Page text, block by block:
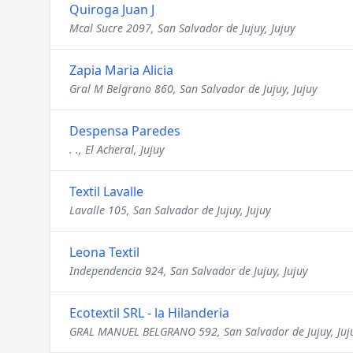
Quiroga Juan J
Mcal Sucre 2097, San Salvador de Jujuy, Jujuy
Zapia Maria Alicia
Gral M Belgrano 860, San Salvador de Jujuy, Jujuy
Despensa Paredes
. ., El Acheral, Jujuy
Textil Lavalle
Lavalle 105, San Salvador de Jujuy, Jujuy
Leona Textil
Independencia 924, San Salvador de Jujuy, Jujuy
Ecotextil SRL - la Hilanderia
GRAL MANUEL BELGRANO 592, San Salvador de Jujuy,